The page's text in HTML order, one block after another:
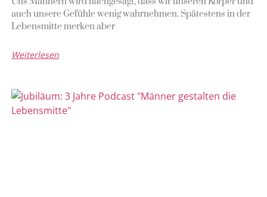
auch unsere Gefühle wenig wahrnehmen. Spätestens in der
Lebensmitte merken aber
Weiterlesen